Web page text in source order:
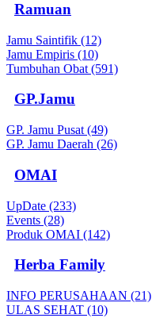
Ramuan
Jamu Saintifik (12)
Jamu Empiris (10)
Tumbuhan Obat (591)
GP.Jamu
GP. Jamu Pusat (49)
GP. Jamu Daerah (26)
OMAI
UpDate (233)
Events (28)
Produk OMAI (142)
Herba Family
INFO PERUSAHAAN (21)
ULAS SEHAT (10)